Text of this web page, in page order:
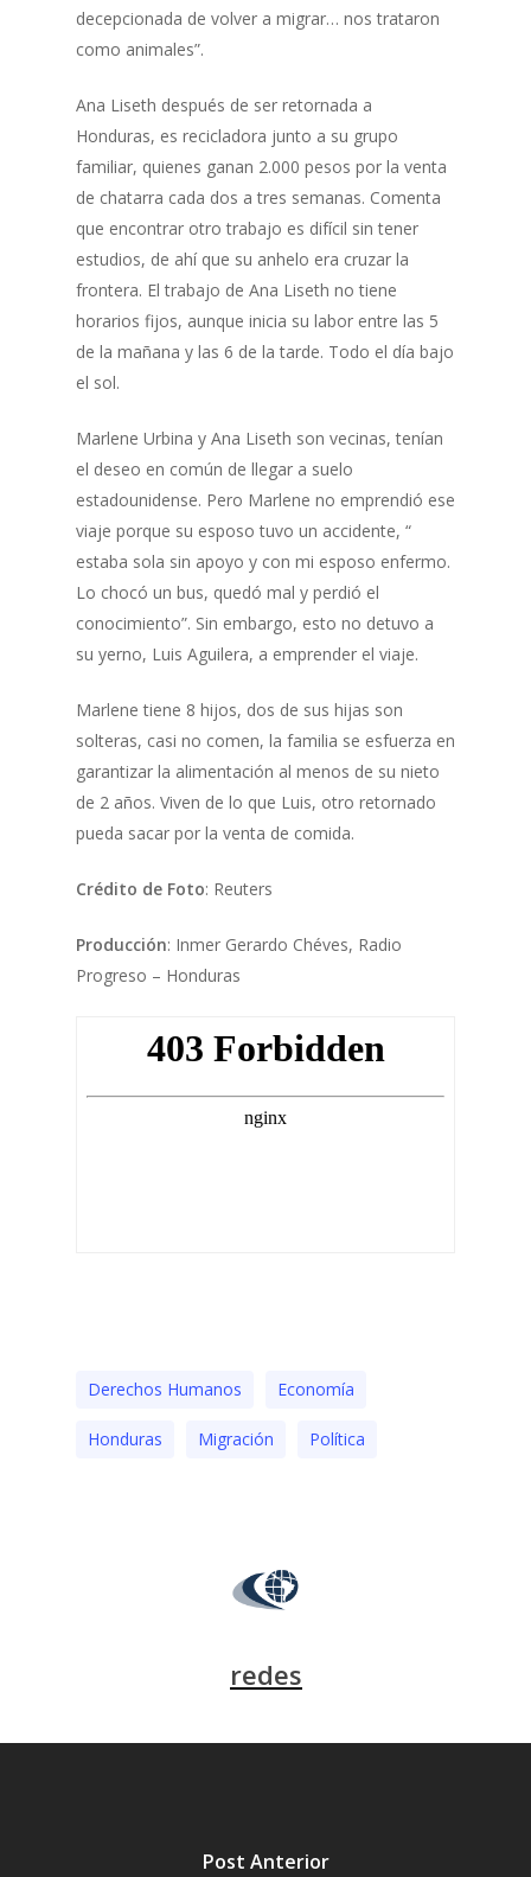
decepcionada de volver a migrar… nos trataron
como animales”.
Ana Liseth después de ser retornada a
Honduras, es recicladora junto a su grupo
familiar, quienes ganan 2.000 pesos por la venta
de chatarra cada dos a tres semanas. Comenta
que encontrar otro trabajo es difícil sin tener
estudios, de ahí que su anhelo era cruzar la
frontera. El trabajo de Ana Liseth no tiene
horarios fijos, aunque inicia su labor entre las 5
de la mañana y las 6 de la tarde. Todo el día bajo
el sol.
Marlene Urbina y Ana Liseth son vecinas, tenían
el deseo en común de llegar a suelo
estadounidense. Pero Marlene no emprendió ese
viaje porque su esposo tuvo un accidente, “
estaba sola sin apoyo y con mi esposo enfermo.
Lo chocó un bus, quedó mal y perdió el
conocimiento”. Sin embargo, esto no detuvo a
su yerno, Luis Aguilera, a emprender el viaje.
Marlene tiene 8 hijos, dos de sus hijas son
solteras, casi no comen, la familia se esfuerza en
garantizar la alimentación al menos de su nieto
de 2 años. Viven de lo que Luis, otro retornado
pueda sacar por la venta de comida.
Crédito de Foto: Reuters
Producción: Inmer Gerardo Chéves, Radio
Progreso – Honduras
Derechos Humanos Economía
Honduras Migración Polí­tica
redes
Post Anterior